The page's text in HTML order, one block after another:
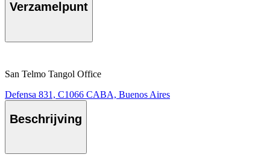
Verzamelpunt
San Telmo Tangol Office
Defensa 831, C1066 CABA, Buenos Aires
Beschrijving